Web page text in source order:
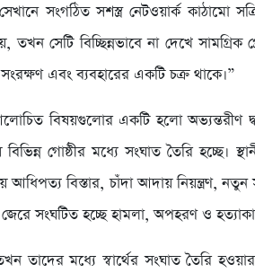
সংগঠিত সশস্ত্র নেটওয়ার্ক কাঠামো
সেটি বিচ্ছিন্নভাবে না দেখে সামগ্রিক
এবং ব্যবহারের একটি চক্র থাকে।”
বিষয়গুলোর একটি হলো অভ্যন্তরীণ
গোষ্ঠীর মধ্যে সংঘাত তৈরি হচ্ছে।
আধিপত্য বিস্তার, চাঁদা আদায় নিয়ন্ত্রণ,
জেরে সংঘটিত হচ্ছে হামলা, অপহরণ ও
মধ্যে স্বার্থের সংঘাত তৈরি